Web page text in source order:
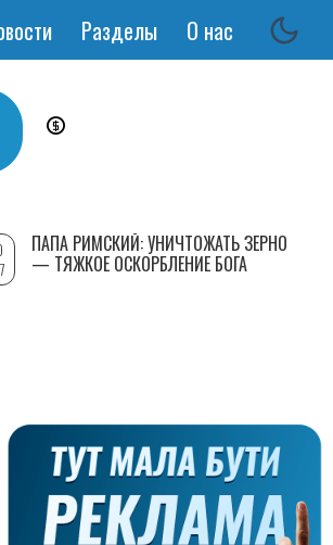
Разделы О нас
ПАПА РИМСКИЙ: УНИЧТОЖАТЬ ЗЕРНО
— ТЯЖКОЕ ОСКОРБЛЕНИЕ БОГА